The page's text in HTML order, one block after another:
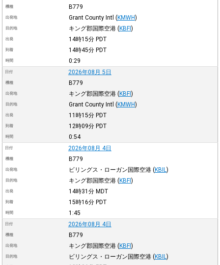
機種 B779
出発地 Grant County Intl (KMWH)
目的地 キング郡国際空港 (KBFI)
出発 14時15分 PDT
到着 14時45分 PDT
時間 0:29
日付 2026年08月 5日
機種 B779
出発地 キング郡国際空港 (KBFI)
目的地 Grant County Intl (KMWH)
出発 11時15分 PDT
到着 12時09分 PDT
時間 0:54
日付 2026年08月 4日
機種 B779
出発地 ビリングス・ローガン国際空港 (KBIL )
目的地 キング郡国際空港 (KBFI)
出発 14時31分 MDT
到着 15時16分 PDT
時間 1:45
日付 2026年08月 4日
機種 B779
出発地 キング郡国際空港 (KBFI)
目的地 ビリングス・ローガン国際空港 (KBIL )